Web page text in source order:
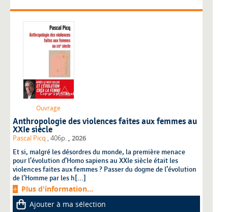
Ouvrage
Anthropologie des violences faites aux femmes au
XXIe siècle
Pascal Picq , 406p. , 2026
Et si, malgré les désordres du monde, la première menace
pour l’évolution d’Homo sapiens au XXIe siècle était les
violences faites aux femmes ? Passer du dogme de l’évolution
de l’Homme par les h[...]
Plus d'information...
Ajouter à ma sélection